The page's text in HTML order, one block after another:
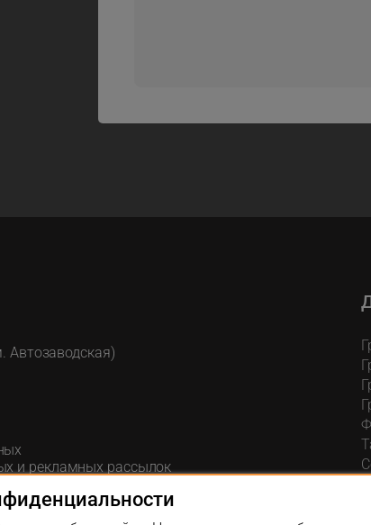
Автозаводская)
и рекламных рассылок